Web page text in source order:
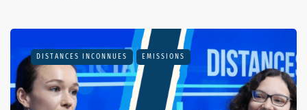
DISTANCES INCONNUES EMISSIONS